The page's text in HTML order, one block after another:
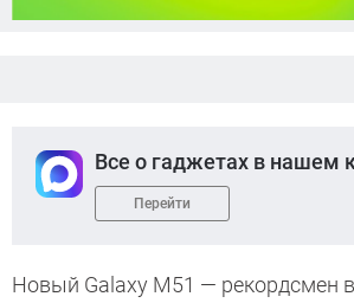
Все о гаджетах в нашем
Перейти
Новый Galaxy M51 — рекордсмен